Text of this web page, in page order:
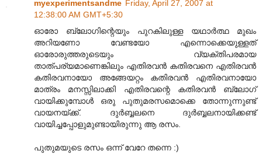
myexperimentsandme Friday, April 27, 2007 at
12:38:00 AM GMT+5:30
ഓരോ ബ്ലോഗിന്റെയും പുറകിലുള്ള യഥാര്‍ത്ഥ മുഖം
അറിയണോ വേണ്ടയോ എന്നൊക്കെയുള്ളത്
ഓരോരുത്തരുടെയും വ്യക്തിപരമായ
താത്‌പര്യമാണെങ്കിലും എതിരവന്‍ കതിരവനെ എതിരവന്‍
കതിരവനായോ അങ്ങേയറ്റം കതിരവന്‍ എതിരവനായോ
മാത്രം മനസ്സിലാക്കി എതിരവന്റെ കതിരവന്‍ ബ്ലോഗ്
വായിക്കുമ്പോള്‍ ഒരു പുതുമരസമൊക്കെ തോന്നുന്നുണ്ട്
വായനയ്ക്ക്. ദുര്‍ബ്ബലനെ ദുര്‍ബ്ബലനായിക്കണ്ട്
വായിച്ചപ്പോളുമുണ്ടായിരുന്നു ആ രസം.
പുതുമയുടെ രസം ഒന്ന് വേറേ തന്നെ :)